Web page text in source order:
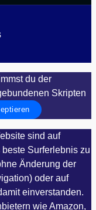
du der
Skripten
sind auf
Surferlebnis zu
Änderung der
oder auf
einverstanden.
wie Amazon,